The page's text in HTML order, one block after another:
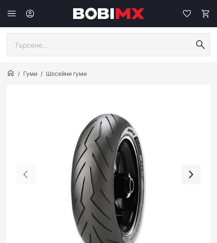
Гуми Шосейни гуми